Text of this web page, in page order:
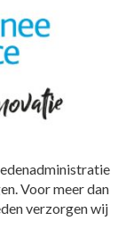
Voor meer dan
verzorgen wij